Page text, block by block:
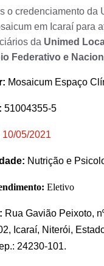
o credenciamento da
em Icaraí para
da Unimed
Federativo e
: Mosaicum Espaço
51004355-5
10/05/2021
Nutrição e
Eletivo
Rua Gavião Peixoto,
Icaraí, Niterói,
24230-101.